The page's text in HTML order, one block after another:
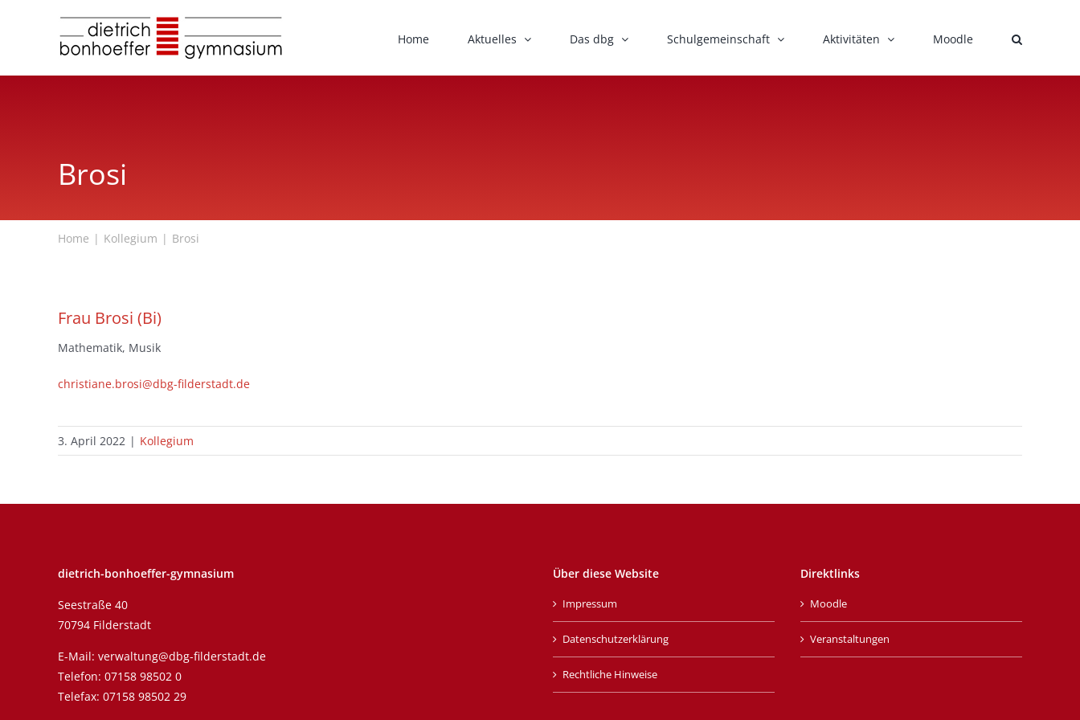
Home Aktuelles Das dbg Schulgemeinschaft Aktivitäten Moodle
Brosi
Home Kollegium Brosi
Frau Brosi (Bi)
Mathematik, Musik
christiane.brosi@dbg-filderstadt.de
3. April 2022 | Kollegium
dietrich-bonhoeffer-gymnasium
Seestraße 40
70794 Filderstadt
E-Mail: verwaltung@dbg-filderstadt.de
Telefon: 07158 98502 0
Telefax: 07158 98502 29
Über diese Website
Impressum
Datenschutzerklärung
Rechtliche Hinweise
Direktlinks
Moodle
Veranstaltungen